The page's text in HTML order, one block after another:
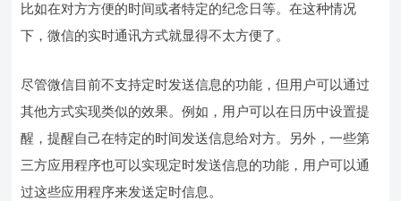
比如在对方方便的时间或者特定的纪念日等。在这种情况
下，微信的实时通讯方式就显得不太方便了。
尽管微信目前不支持定时发送信息的功能，但用户可以通过
其他方式实现类似的效果。例如，用户可以在日历中设置提
醒，提醒自己在特定的时间发送信息给对方。另外，一些第
三方应用程序也可以实现定时发送信息的功能，用户可以通
过这些应用程序来发送定时信息。